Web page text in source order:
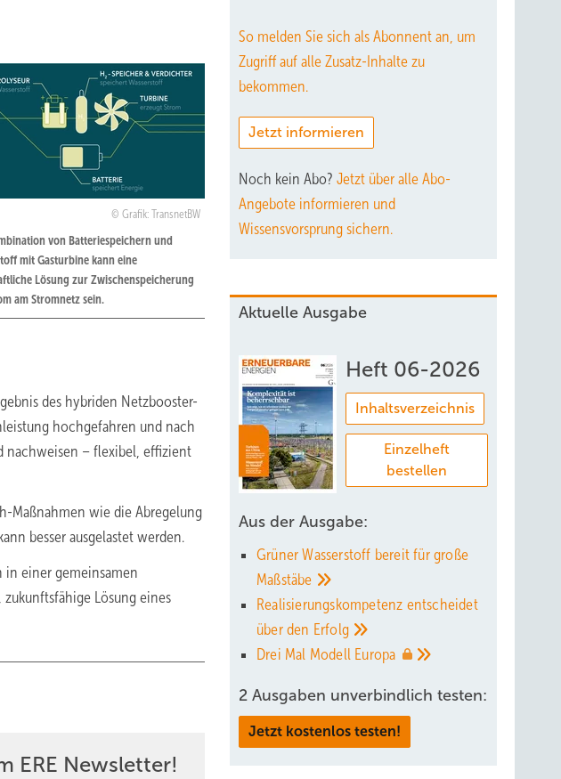
Grafik: TransnetBW
von Batteriespeichern und
mit Gasturbine kann eine
Lösung zur Zwischenspeicherung
am Stromnetz sein.
des hybriden Netzbooster-
hochgefahren und nach
nachweisen – flexibel, effizient
Maßnahmen wie die Abregelung
besser ausgelastet werden.
in einer gemeinsamen
Lösung eines
ERE Newsletter!
So melden Sie sich als Abonnent an, um
Zugriff auf alle Zusatz-Inhalte zu
bekommen.
Jetzt informieren
Noch kein Abo? Jetzt über alle Abo-
Angebote informieren und
Wissensvorsprung sichern.
Aktuelle Ausgabe
Heft 06-2026
Inhaltsverzeichnis
Einzelheft
bestellen
Aus der Ausgabe:
Grüner Wasserstoff bereit für große
Maßstäbe
Realisierungskompetenz entscheidet
über den Erfolg
Drei Mal Modell Europa
2 Ausgaben unverbindlich testen:
Jetzt kostenlos testen!